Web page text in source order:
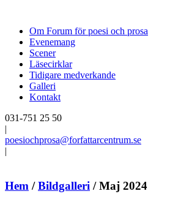
Om Forum för poesi och prosa
Evenemang
Scener
Läsecirklar
Tidigare medverkande
Galleri
Kontakt
031-751 25 50
|
poesiochprosa@forfattarcentrum.se
|
Hem /Bildgalleri /Maj 2024